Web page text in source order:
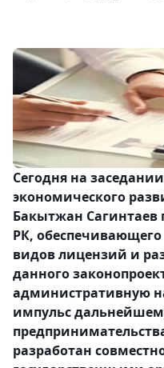
Сегодня на
экономического
Бакытжан Сагинтаев
РК, обеспечивающего
видов лицензий и
данного
административную
импульс
разработан